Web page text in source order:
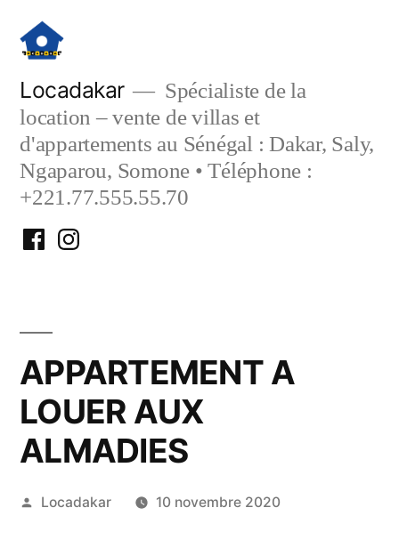
contenu
Locadakar
Spécialiste de la
location – vente de villas et
d'appartements au Sénégal : Dakar, Saly,
Ngaparou, Somone • Téléphone :
+221.77.555.55.70
FacebookInstagram
APPARTEMENT A
LOUER AUX
ALMADIES
Publié
Locadakar 10 novembre 2020